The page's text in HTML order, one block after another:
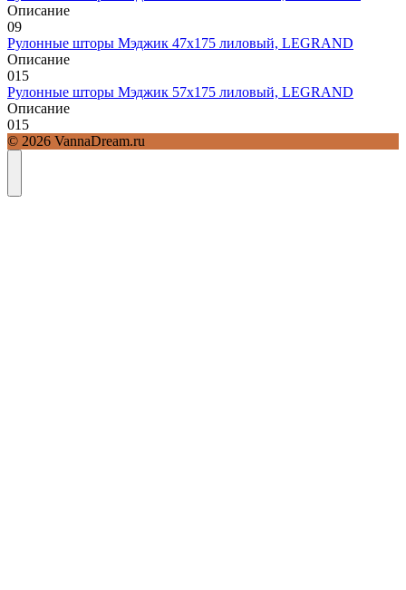
Описание
09
Рулонные шторы Мэджик 47х175 лиловый, LEGRAND
Описание
015
Рулонные шторы Мэджик 57х175 лиловый, LEGRAND
Описание
015
© 2026 VannaDream.ru